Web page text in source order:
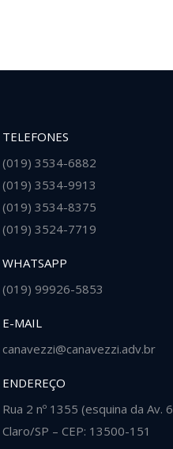
TELEFONES
(019) 3534-6882
(019) 3534-9913
(019) 3534-8375
(019) 3524-7719
WHATSAPP
(019) 99926-5853
E-MAIL
canavezzi@canavezzi.adv.br
ENDEREÇO
Rua 2 nº 1355 (esquina da Av.
Claro/SP – CEP: 13500-151
serviços
Advogados